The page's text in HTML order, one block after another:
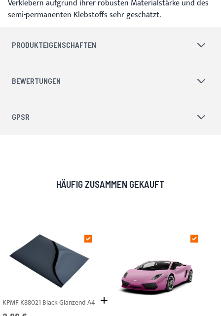
Verklebern aufgrund ihrer robusten Materialstärke und des
semi-permanenten Klebstoffs sehr geschätzt.
PRODUKTEIGENSCHAFTEN
BEWERTUNGEN
GPSR
HÄUFIG ZUSAMMEN GEKAUFT
KPMF K88021 Black Glänzend A4